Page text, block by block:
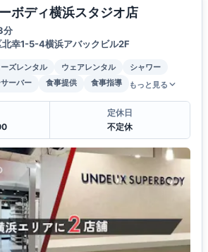
ボディ横浜スタジオ店
分
幸1-5-4横浜アバックビル2F
ズレンタル ウェアレンタル
シャワー
ーバー 食事提供 食事指導 もっと見る
定休日
不定休